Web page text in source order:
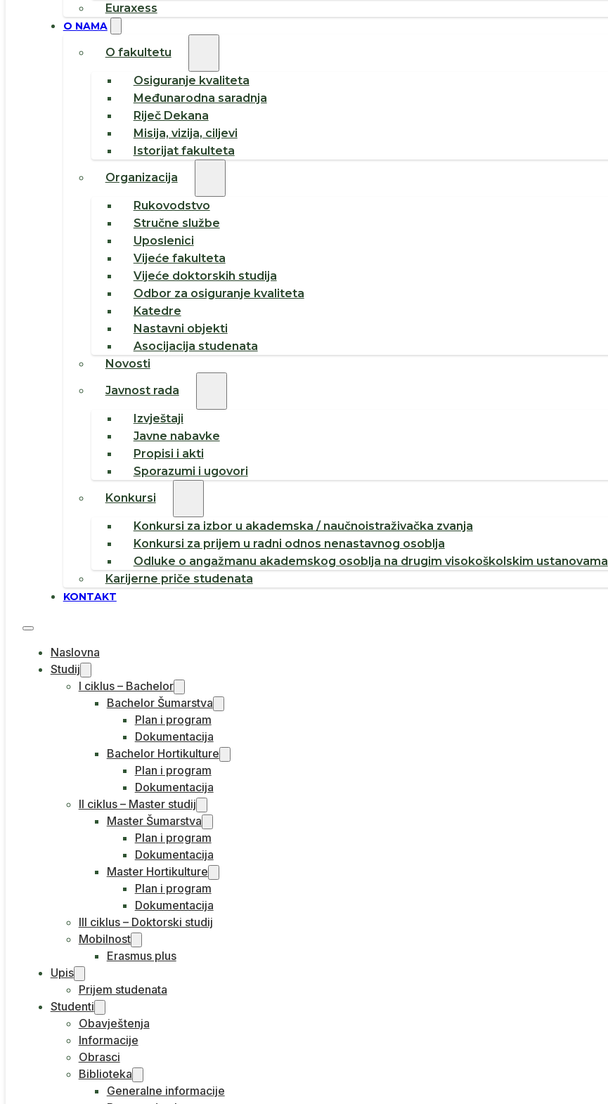
Euraxess
O NAMA
O fakultetu
Osiguranje kvaliteta
Međunarodna saradnja
Riječ Dekana
Misija, vizija, ciljevi
Istorijat fakulteta
Organizacija
Rukovodstvo
Stručne službe
Uposlenici
Vijeće fakulteta
Vijeće doktorskih studija
Odbor za osiguranje kvaliteta
Katedre
Nastavni objekti
Asocijacija studenata
Novosti
Javnost rada
Izvještaji
Javne nabavke
Propisi i akti
Sporazumi i ugovori
Konkursi
Konkursi za izbor u akademska / naučnoistraživačka zvanja
Konkursi za prijem u radni odnos nenastavnog osoblja
Odluke o angažmanu akademskog osoblja na drugim visokoškolskim ustanovama
Karijerne priče studenata
KONTAKT
Naslovna
Studij
I ciklus – Bachelor
Bachelor Šumarstva
Plan i program
Dokumentacija
Bachelor Hortikulture
Plan i program
Dokumentacija
II ciklus – Master studij
Master Šumarstva
Plan i program
Dokumentacija
Master Hortikulture
Plan i program
Dokumentacija
III ciklus – Doktorski studij
Mobilnost
Erasmus plus
Upis
Prijem studenata
Studenti
Obavještenja
Informacije
Obrasci
Biblioteka
Generalne informacije